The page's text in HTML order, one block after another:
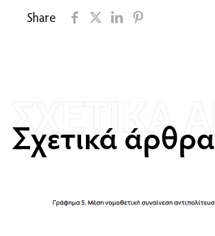
Share
Σχετικά άρθρα